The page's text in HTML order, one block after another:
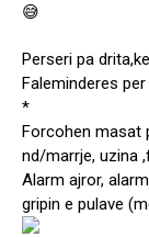
Perseri pa
Faleminderes
*
Forcohen masat
nd/marrje, uzina
Alarm ajror,
gripin e pulave